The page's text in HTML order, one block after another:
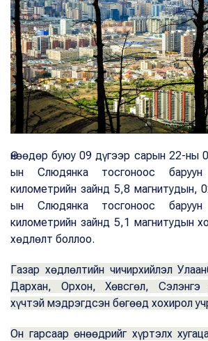
Өнөөдөр буюу 09 дүгээр сарын 22-ны
ын Слюдянка тосгоноос
километрийн зайнд 5,8 магнитудын,
ын Слюдянка тосгоноос
километрийн зайнд 5,1 магнитудын
хөдлөлт боллоо.
Газар хөдлөлтийн чичирхийлэл
Дархан, Орхон, Хөвсгөл, Сэлэнгэ
хүчтэй мэдрэгдсэн бөгөөд хохирол
Он гарсаар өнөөдрийг хүртэлх